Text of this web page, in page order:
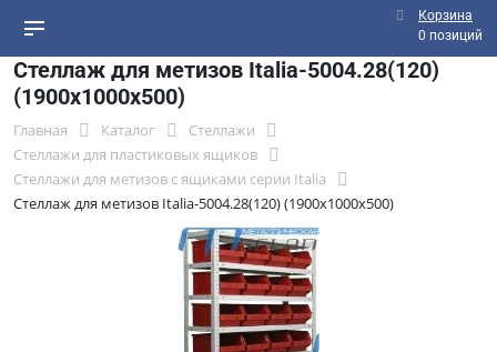
Корзина
0 позиций
Стеллаж для метизов Italia-5004.28(120)
(1900х1000х500)
Главная Каталог
Стеллажи
Стеллажи для пластиковых ящиков
Стеллажи для метизов с ящиками серии Italia
Стеллаж для метизов Italia-5004.28(120) (1900х1000х500)